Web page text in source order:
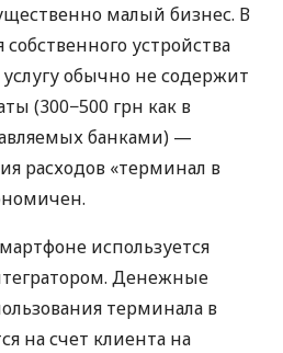
малый бизнес. В
устройства
обычно не содержит
(300−500 грн как в
банками) —
расходов «терминал в
используется
Денежные
терминала в
на счет клиента на